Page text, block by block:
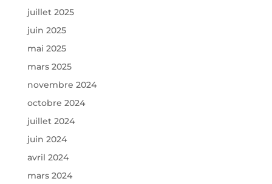
juillet 2025
juin 2025
mai 2025
mars 2025
novembre 2024
octobre 2024
juillet 2024
juin 2024
avril 2024
mars 2024